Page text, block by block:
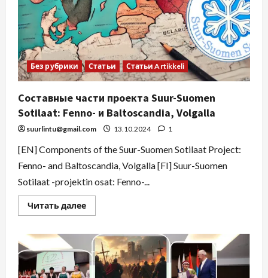
Без рубрики Статьи Статьи Artikkeli
Составные части проекта Suur-Suomen
Sotilaat: Fenno- и Baltoscandia, Volgalla
suurlintu@gmail.com 13.10.2024 1
[EN] Components of the Suur-Suomen Sotilaat Project:
Fenno- and Baltoscandia, Volgalla [FI] Suur-Suomen
Sotilaat -projektin osat: Fenno-...
Читать далее